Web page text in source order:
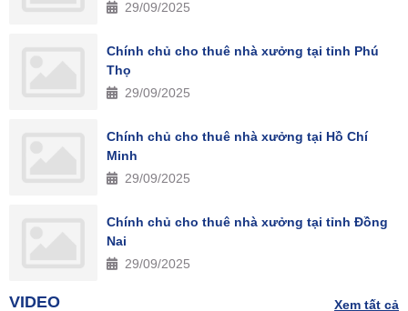
29/09/2025
Chính chủ cho thuê nhà xưởng tại tỉnh Phú
Thọ
29/09/2025
Chính chủ cho thuê nhà xưởng tại Hồ Chí
Minh
29/09/2025
Chính chủ cho thuê nhà xưởng tại tỉnh Đồng
Nai
29/09/2025
VIDEO Xem tất cả